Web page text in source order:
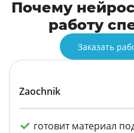
Почему
работу
Заказать
Zaochnik
готовит материал